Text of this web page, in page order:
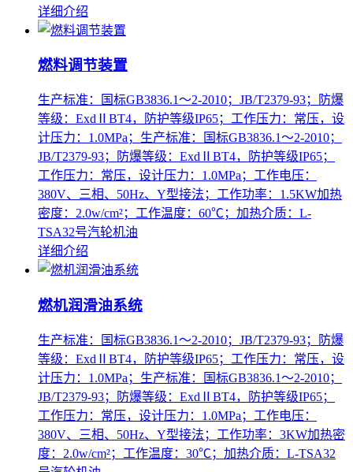
详细介绍
燃料调节装置
生产标准：国标GB3836.1～2-2010；JB/T2379-93；防爆
等级：ExdⅡBT4，防护等级IP65；工作压力：常压，设
计压力：1.0MPa；生产标准：国标GB3836.1～2-2010；
JB/T2379-93；防爆等级：ExdⅡBT4，防护等级IP65；
工作压力：常压，设计压力：1.0MPa；工作电压：
380V、三相、50Hz、Y型接法；工作功率：1.5KW加热
密度：2.0w/cm²；工作温度：60℃；加热介质：L-
TSA32号汽轮机油
详细介绍
燃机润滑油系统
生产标准：国标GB3836.1～2-2010；JB/T2379-93；防爆
等级：ExdⅡBT4，防护等级IP65；工作压力：常压，设
计压力：1.0MPa；生产标准：国标GB3836.1～2-2010；
JB/T2379-93；防爆等级：ExdⅡBT4，防护等级IP65；
工作压力：常压，设计压力：1.0MPa；工作电压：
380V、三相、50Hz、Y型接法；工作功率：3KW加热密
度：2.0w/cm²；工作温度：30℃；加热介质：L-TSA32